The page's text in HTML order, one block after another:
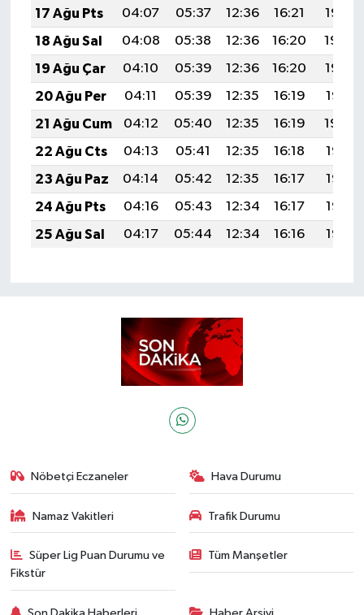
17 Ağu Pts
04:07 05:37 12:36 16:21
19:25
18 Ağu Sal
04:08 05:38 12:36 16:20
19:24
19 Ağu Çar
04:10 05:39 12:36 16:20
19:23
20 Ağu Per
04:11 05:39 12:35 16:19
19:21
21 Ağu Cum
04:12 05:40 12:35 16:19
19:20
22 Ağu Cts
04:13 05:41 12:35 16:18
19:19
23 Ağu Paz
04:14 05:42 12:35 16:17
19:17
24 Ağu Pts
04:16 05:43 12:34 16:17
19:16
25 Ağu Sal
04:17 05:44 12:34 16:16 19:15
Nöbetçi Eczaneler Hava Durumu
Namaz Vakitleri Trafik Durumu
Süper Lig Puan Durumu ve
Fikstür
Tüm Manşetler
Son Dakika Haberleri Haber Arşivi